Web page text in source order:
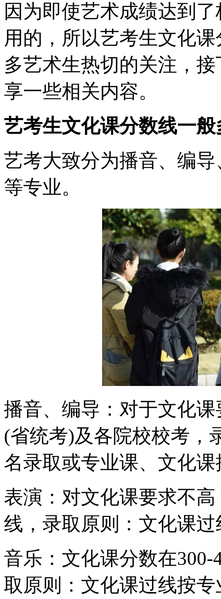
因为即使艺术成绩达到
用的，所以艺考生文化
多艺术生热切的关注，
享一些相关内容。
艺考生文化课分数线一般
艺考大致分为播音、编
等专业。
播音、编导：对于文化
(省统考)及各院校校考，
名录取或专业课、文化
表演：对文化课要求不
线，录取原则：文化课
音乐：文化课分数在
取原则：文化课过线按